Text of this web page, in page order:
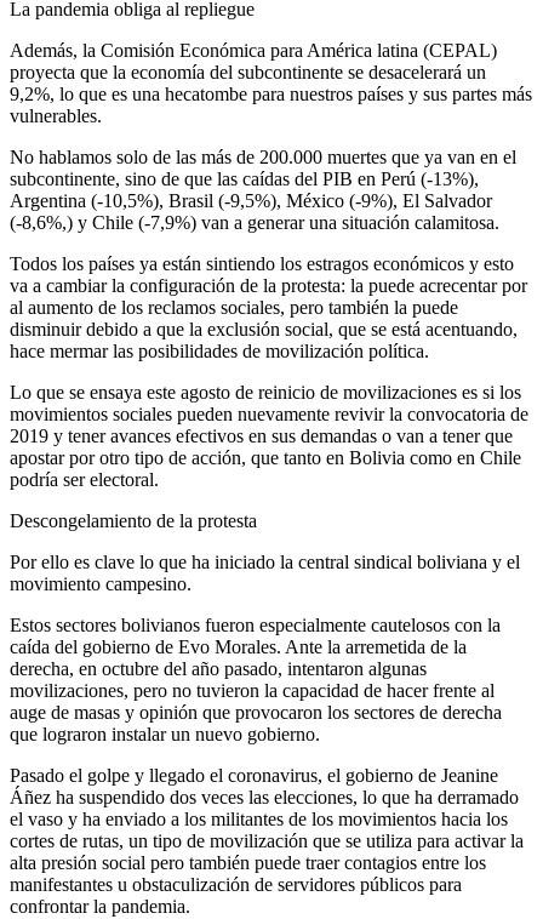
La pandemia obliga al repliegue
Además, la Comisión Económica para América latina (CEPAL)
proyecta que la economía del subcontinente se desacelerará un
9,2%, lo que es una hecatombe para nuestros países y sus partes más
vulnerables.
No hablamos solo de las más de 200.000 muertes que ya van en el
subcontinente, sino de que las caídas del PIB en Perú (-13%),
Argentina (-10,5%), Brasil (-9,5%), México (-9%), El Salvador
(-8,6%,) y Chile (-7,9%) van a generar una situación calamitosa.
Todos los países ya están sintiendo los estragos económicos y esto
va a cambiar la configuración de la protesta: la puede acrecentar por
al aumento de los reclamos sociales, pero también la puede
disminuir debido a que la exclusión social, que se está acentuando,
hace mermar las posibilidades de movilización política.
Lo que se ensaya este agosto de reinicio de movilizaciones es si los
movimientos sociales pueden nuevamente revivir la convocatoria de
2019 y tener avances efectivos en sus demandas o van a tener que
apostar por otro tipo de acción, que tanto en Bolivia como en Chile
podría ser electoral.
Descongelamiento de la protesta
Por ello es clave lo que ha iniciado la central sindical boliviana y el
movimiento campesino.
Estos sectores bolivianos fueron especialmente cautelosos con la
caída del gobierno de Evo Morales. Ante la arremetida de la
derecha, en octubre del año pasado, intentaron algunas
movilizaciones, pero no tuvieron la capacidad de hacer frente al
auge de masas y opinión que provocaron los sectores de derecha
que lograron instalar un nuevo gobierno.
Pasado el golpe y llegado el coronavirus, el gobierno de Jeanine
Áñez ha suspendido dos veces las elecciones, lo que ha derramado
el vaso y ha enviado a los militantes de los movimientos hacia los
cortes de rutas, un tipo de movilización que se utiliza para activar la
alta presión social pero también puede traer contagios entre los
manifestantes u obstaculización de servidores públicos para
confrontar la pandemia.